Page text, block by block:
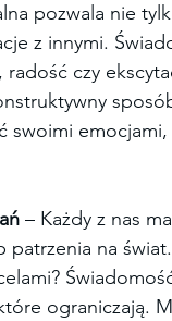
pozwala nie
z innymi.
radość czy
swoimi
– Każdy z nas
patrzenia na
ograniczają.